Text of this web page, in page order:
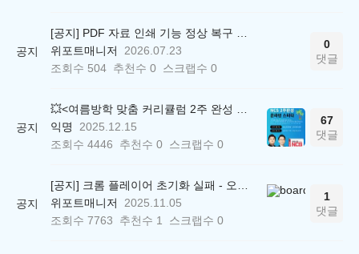
공지
[공지] PDF 자료 인쇄 기능 정상 복구 안내
위포트매니저
2026.07.23
조회수 504 추천수 0 스크랩수 0
0
댓글
공지
💥<여름방학 맞춤 커리큘럼 2주 완성 무료 스터디> 모집 시작!
익명
2025.12.15
조회수 4446 추천수 0 스크랩수 0
67
댓글
공지
[공지] 크롬 플레이어 초기화 실패 - 오류 조치 방법 안내 (Chrome 142 버전, Edge)
위포트매니저
2025.11.05
조회수 7763 추천수 1 스크랩수 0
1
댓글